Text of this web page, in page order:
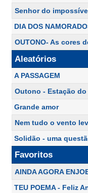
Senhor do
DIA DOS
OUTONO- As cores
Aleatórios
A PASSAGEM
Outono - Estação do
Grande amor
Nem tudo o vento
Solidão - uma
Favoritos
AINDA AGORA
TEU POEMA - Feliz